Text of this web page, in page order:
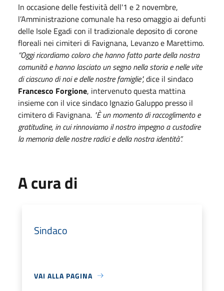
In occasione delle festività dell'1 e 2 novembre,
l’Amministrazione comunale ha reso omaggio ai defunti
delle Isole Egadi con il tradizionale deposito di corone
floreali nei cimiteri di Favignana, Levanzo e Marettimo.
“Oggi ricordiamo coloro che hanno fatto parte della nostra
comunità e hanno lasciato un segno nella storia e nelle vite
di ciascuno di noi e delle nostre famiglie",dice il sindaco
Francesco Forgione, intervenuto questa mattina
insieme con il vice sindaco Ignazio Galuppo presso il
cimitero di Favignana. "È un momento di raccoglimento e
gratitudine, in cui rinnoviamo il nostro impegno a custodire
la memoria delle nostre radici e della nostra identità”.
A cura di
Sindaco
VAI ALLA PAGINA